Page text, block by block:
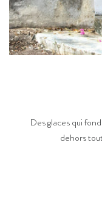
Des glaces qui
dehors